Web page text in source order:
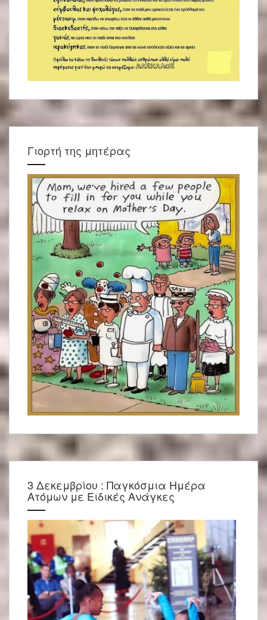
Γιορτή της μητέρας
3 Δεκεμβρίου : Παγκόσμια Ημέρα
Ατόμων με Ειδικές Ανάγκες